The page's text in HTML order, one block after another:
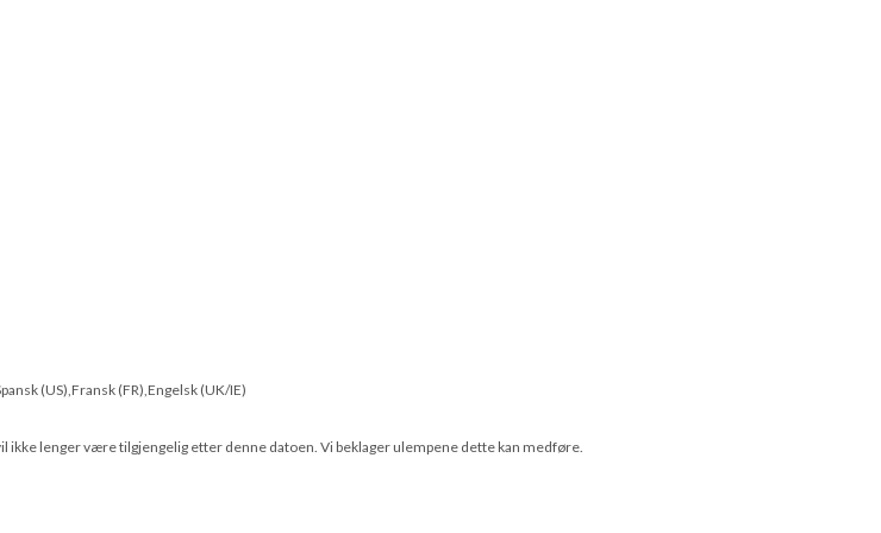
(US),Fransk (FR),Engelsk (UK/IE)
ikke lenger være tilgjengelig etter denne datoen. Vi beklager ulempene dette kan medføre.